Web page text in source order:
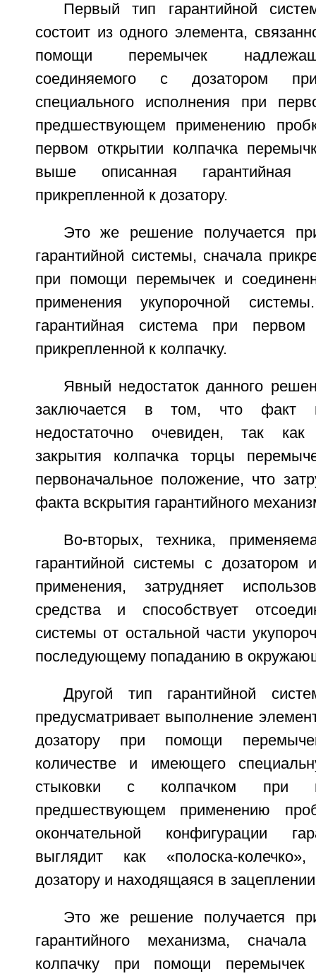
Первый тип гарантийной
состоит из одного элемента,
помощи перемычек
соединяемого с дозатором
специального исполнения при
предшествующем применению
первом открытии колпачка
выше описанная гарантийная
прикрепленной к дозатору.
Это же решение получается
гарантийной системы, сначала
при помощи перемычек и
применения укупорочной
гарантийная система при первом
прикрепленной к колпачку.
Явный недостаток данного
заключается в том, что факт
недостаточно очевиден, так как
закрытия колпачка торцы
первоначальное положение, что
факта вскрытия гарантийного
Во-вторых, техника,
гарантийной системы с дозатором
применения, затрудняет
средства и способствует
системы от остальной части
последующему попаданию в
Другой тип гарантийной
предусматривает выполнение
дозатору при помощи
количестве и имеющего
стыковки с колпачком при
предшествующем применению
окончательной конфигурации
выглядит как «полоска-
дозатору и находящаяся в
Это же решение получается
гарантийного механизма,
колпачку при помощи